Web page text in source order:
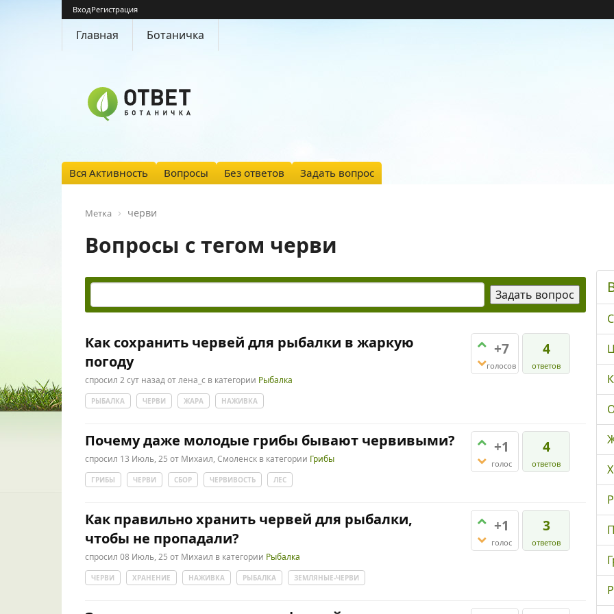
ВходРегистрация
Главная Ботаничка
Вся Активность Вопросы Без ответов Задать вопрос
Метка черви
Вопросы с тегом черви
+7
голосов
4
ответов
Как сохранить червей для рыбалки в жаркую
погоду
спросил 2 сут назадотлена_с в категории Рыбалка
РЫБАЛКА ЧЕРВИ ЖАРА НАЖИВКА
+1
голос
4
ответов
Почему даже молодые грибы бывают червивыми?
спросил 13 Июль, 25 от Михаил, Смоленск в категории Грибы
ГРИБЫ ЧЕРВИ СБОР ЧЕРВИВОСТЬ ЛЕС
+1
голос
3
ответов
Как правильно хранить червей для рыбалки,
чтобы не пропадали?
спросил 08 Июль, 25 от Михаил в категории Рыбалка
ЧЕРВИ ХРАНЕНИЕ НАЖИВКА РЫБАЛКА ЗЕМЛЯНЫЕ-ЧЕРВИ